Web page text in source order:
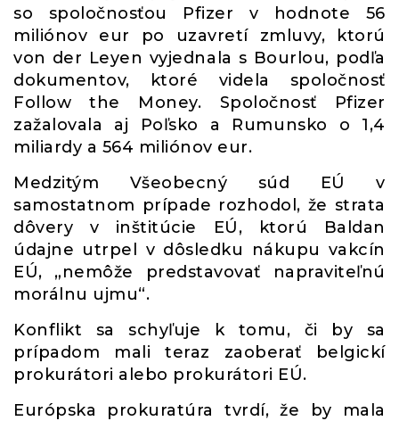
so spoločnosťou Pfizer v hodnote 56
miliónov eur po uzavretí zmluvy, ktorú
von der Leyen vyjednala s Bourlou, podľa
dokumentov, ktoré videla spoločnosť
Follow the Money. Spoločnosť Pfizer
zažalovala aj Poľsko a Rumunsko o 1,4
miliardy a 564 miliónov eur.
Medzitým Všeobecný súd EÚ v
samostatnom prípade rozhodol, že strata
dôvery v inštitúcie EÚ, ktorú Baldan
údajne utrpel v dôsledku nákupu vakcín
EÚ, „nemôže predstavovať napraviteľnú
morálnu ujmu“.
Konflikt sa schyľuje k tomu, či by sa
prípadom mali teraz zaoberať belgickí
prokurátori alebo prokurátori EÚ.
Európska prokuratúra tvrdí, že by mala